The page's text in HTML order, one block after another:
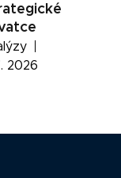
2026